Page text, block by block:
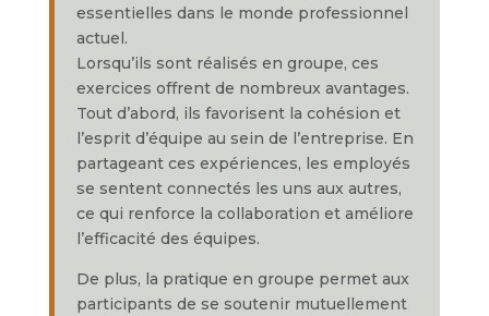
essentielles dans le monde professionnel
actuel.
Lorsqu’ils sont réalisés en groupe, ces
exercices offrent de nombreux avantages.
Tout d’abord, ils favorisent la cohésion et
l’esprit d’équipe au sein de l’entreprise. En
partageant ces expériences, les employés
se sentent connectés les uns aux autres,
ce qui renforce la collaboration et améliore
l’efficacité des équipes.
De plus, la pratique en groupe permet aux
participants de se soutenir mutuellement